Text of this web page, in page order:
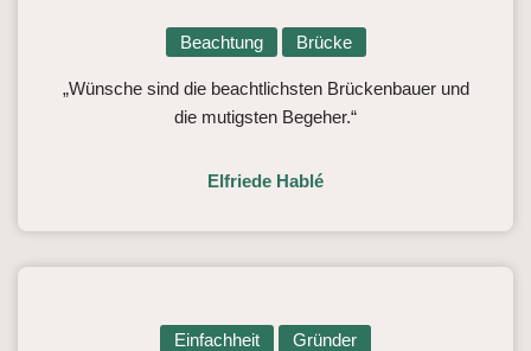
Beachtung Brücke
„Wünsche sind die beachtlichsten Brückenbauer und
die mutigsten Begeher.“
Elfriede Hablé
Einfachheit Gründer